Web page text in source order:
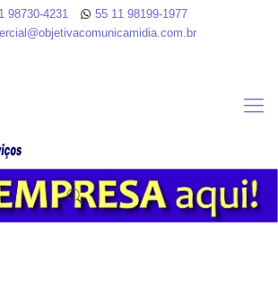
98730-4231
55 11 98199-1977